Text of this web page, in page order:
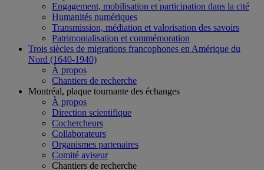
Engagement, mobilisation et participation dans la cité
Humanités numériques
Transmission, médiation et valorisation des savoirs
Patrimonialisation et commémoration
Trois siècles de migrations francophones en Amérique du
Nord (1640-1940)
À propos
Chantiers de recherche
Montréal, plaque tournante des échanges
À propos
Direction scientifique
Cochercheurs
Collaborateurs
Organismes partenaires
Comité aviseur
Chantiers de recherche